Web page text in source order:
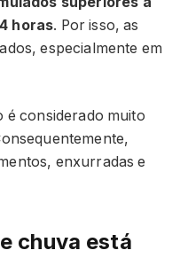
horas. Por isso, as
especialmente em
é considerado muito
enxurradas e
chuva está